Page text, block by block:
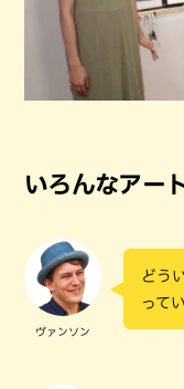
いろんなアー
ヴァンソン
どう
って